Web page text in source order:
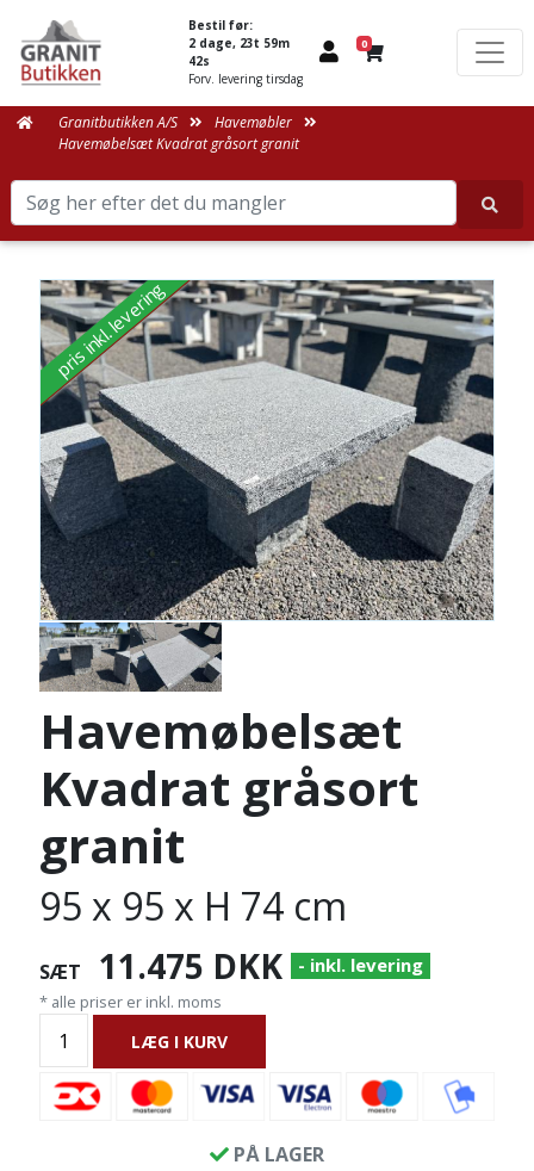
pris inkl. levering
Havemøbelsæt
Kvadrat gråsort
granit
95 x 95 x H 74 cm
SÆT 11.475 DKK - inkl. levering
* alle priser er inkl. moms
LÆG I KURV
PÅ LAGER
Bestil før:
2 dage, 23t 59m
42s
Forv. levering tirsdag
0
Granitbutikken A/S
Havemøbler
Havemøbelsæt Kvadrat gråsort granit